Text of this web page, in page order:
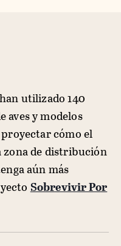
utilizado 140
aves y modelos
cómo el
de distribución
aún más
Sobrevivir Por